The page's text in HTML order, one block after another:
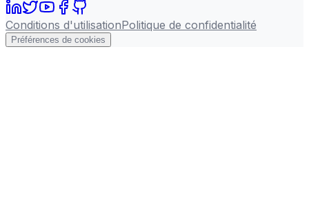
Conditions d'utilisationPolitique de confidentialité
Préférences de cookies